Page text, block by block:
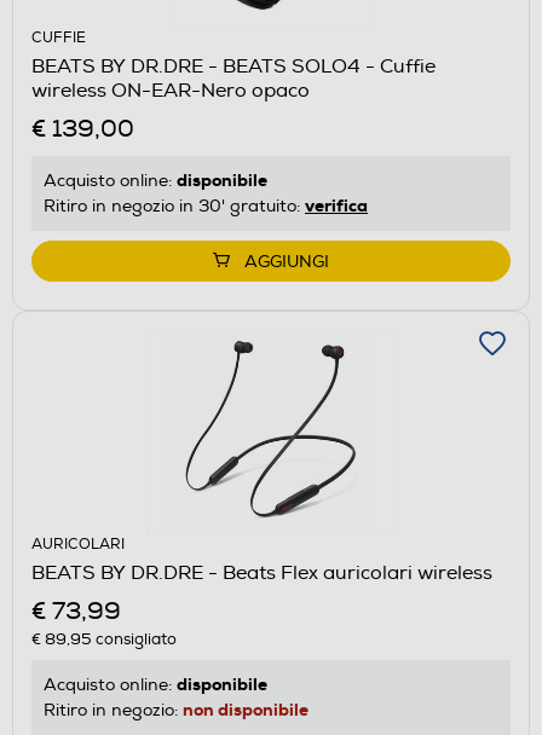
CUFFIE
BEATS BY DR.DRE - BEATS SOLO4 - Cuffie
wireless ON-EAR-Nero opaco
€ 139,00
Acquisto online: disponibile
Ritiro in negozio in 30' gratuito: verifica
AGGIUNGI
AURICOLARI
BEATS BY DR.DRE - Beats Flex auricolari wireless
€ 73,99
€ 89,95 consigliato
Acquisto online: disponibile
Ritiro in negozio: non disponibile